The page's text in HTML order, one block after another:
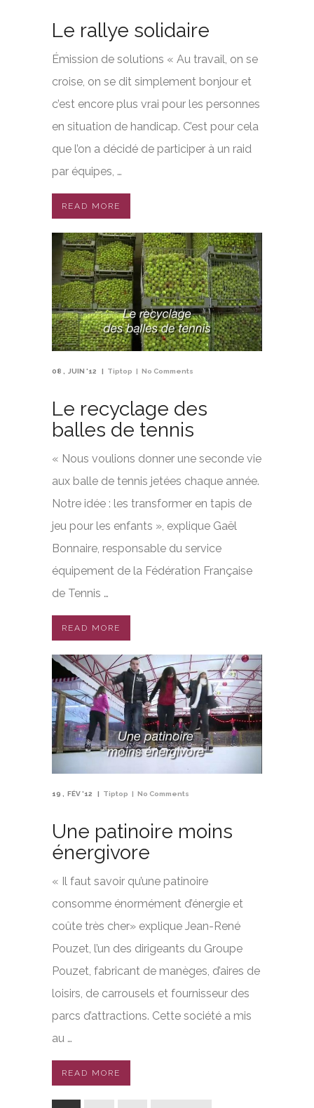
Le rallye solidaire
Émission de solutions « Au travail, on se
croise, on se dit simplement bonjour et
c’est encore plus vrai pour les personnes
en situation de handicap. C’est pour cela
que l’on a décidé de participer à un raid
par équipes, …
READ MORE
08 JUIN '12 Tiptop No Comments
Le recyclage des
balles de tennis
« Nous voulions donner une seconde vie
aux balle de tennis jetées chaque année.
Notre idée : les transformer en tapis de
jeu pour les enfants », explique Gaël
Bonnaire, responsable du service
équipement de la Fédération Française
de Tennis …
READ MORE
19 FÉV '12 Tiptop No Comments
Une patinoire moins
énergivore
« Il faut savoir qu’une patinoire
consomme énormément d’énergie et
coûte très cher» explique Jean-René
Pouzet, l’un des dirigeants du Groupe
Pouzet, fabricant de manèges, d’aires de
loisirs, de carrousels et fournisseur des
parcs d’attractions. Cette société a mis
au …
READ MORE